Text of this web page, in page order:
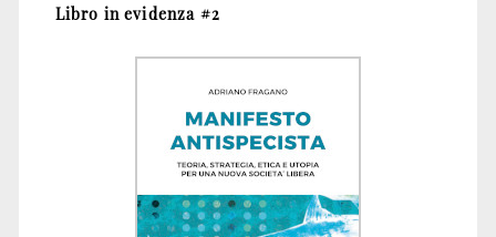
Libro in evidenza #2